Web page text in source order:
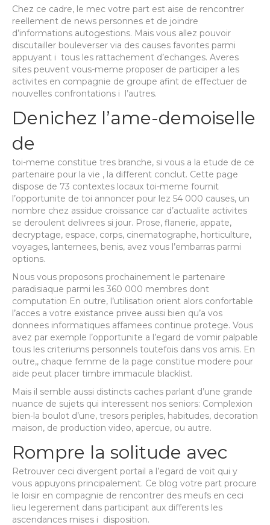
Chez ce cadre, le mec votre part est aise de rencontrer
reellement de news personnes et de joindre
d’informations autogestions. Mais vous allez pouvoir
discutailler bouleverser via des causes favorites parmi
appuyant i tous les rattachement d’echanges. Averes
sites peuvent vous-meme proposer de participer a les
activites en compagnie de groupe afint de effectuer de
nouvelles confrontations i l’autres.
Denichez l’ame-demoiselle
de
toi-meme constitue tres branche, si vous a la etude de ce
partenaire pour la vie , la different conclut. Cette page
dispose de 73 contextes locaux toi-meme fournit
l’opportunite de toi annoncer pour lez 54 000 causes, un
nombre chez assidue croissance car d’actualite activites
se deroulent delivrees si jour. Prose, flanerie, appate,
decryptage, espace, corps, cinematographe, horticulture,
voyages, lanternees, benis, avez vous l’embarras parmi
options.
Nous vous proposons prochainement le partenaire
paradisiaque parmi les 360 000 membres dont
computation En outre, l’utilisation orient alors confortable
l’acces a votre existance privee aussi bien qu’a vos
donnees informatiques affamees continue protege. Vous
avez par exemple l’opportunite a l’egard de vomir palpable
tous les criteriums personnels toutefois dans vos amis. En
outre,, chaque femme de la page constitue modere pour
aide peut placer timbre immacule blacklist.
Mais il semble aussi distincts caches parlant d’une grande
nuance de sujets qui interessent nos seniors: Complexion
bien-la boulot d’une, tresors periples, habitudes, decoration
maison, de production video, apercue, ou autre.
Rompre la solitude avec
Retrouver ceci divergent portail a l’egard de voit qui y
vous appuyons principalement. Ce blog votre part procure
le loisir en compagnie de rencontrer des meufs en ceci
lieu legerement dans participant aux differents les
ascendances mises i disposition.